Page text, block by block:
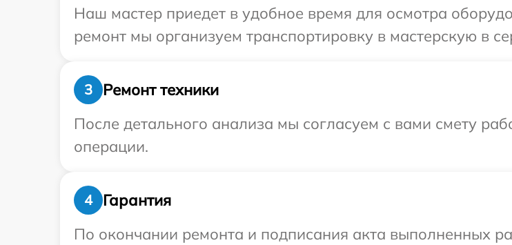
Наш мастер приедет в удобное время для осмотра
ремонт мы организуем транспортировку в мастерскую в
3
Ремонт техники
После детального анализа мы согласуем с вами смету
операции.
4
Гарантия
По окончании ремонта и подписания акта выполненных